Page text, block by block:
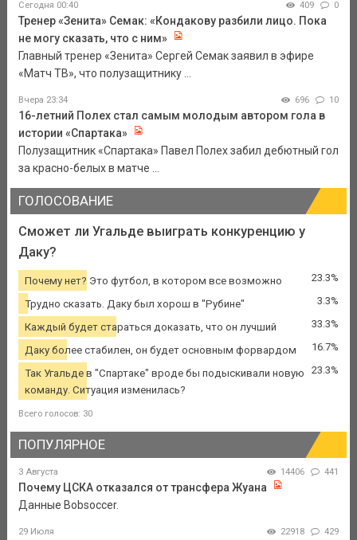
Сегодня 00:40 409 0
Тренер «Зенита» Семак: «Кондакову разбили лицо. Пока
не могу сказать, что с ним»
Главный тренер «Зенита» Сергей Семак заявил в эфире
«Матч ТВ», что полузащитнику ...
Вчера 23:34 696 10
16-летний Полех стал самым молодым автором гола в
истории «Спартака»
Полузащитник «Спартака» Павел Полех забил дебютный гол
за красно-белых в матче ...
ГОЛОСОВАНИЕ
Сможет ли Угальде выиграть конкуренцию у
Даку?
Почему нет? Это футбол, в котором все возможно 23.3%
Трудно сказать. Даку был хорош в "Рубине" 3.3%
Каждый будет стараться доказать, что он лучший 33.3%
Даку более стабилен, он будет основным форвардом 16.7%
Так Угальде в "Спартаке" вроде бы подыскивали новую
команду. Ситуация изменилась?
23.3%
Всего голосов: 30
ПОПУЛЯРНОЕ
3 Августа 14406 441
Почему ЦСКА отказался от трансфера Жуана
Данные Bobsoccer.
29 Июля 22918 429